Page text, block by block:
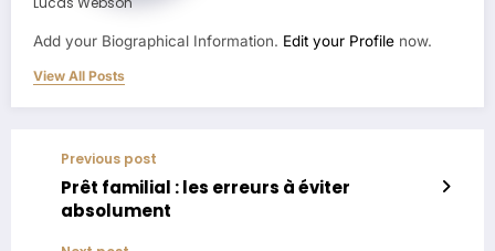
Add your Biographical Information. Edit your Profile now.
View All Posts
Previous post
Prêt familial : les erreurs à éviter
absolument